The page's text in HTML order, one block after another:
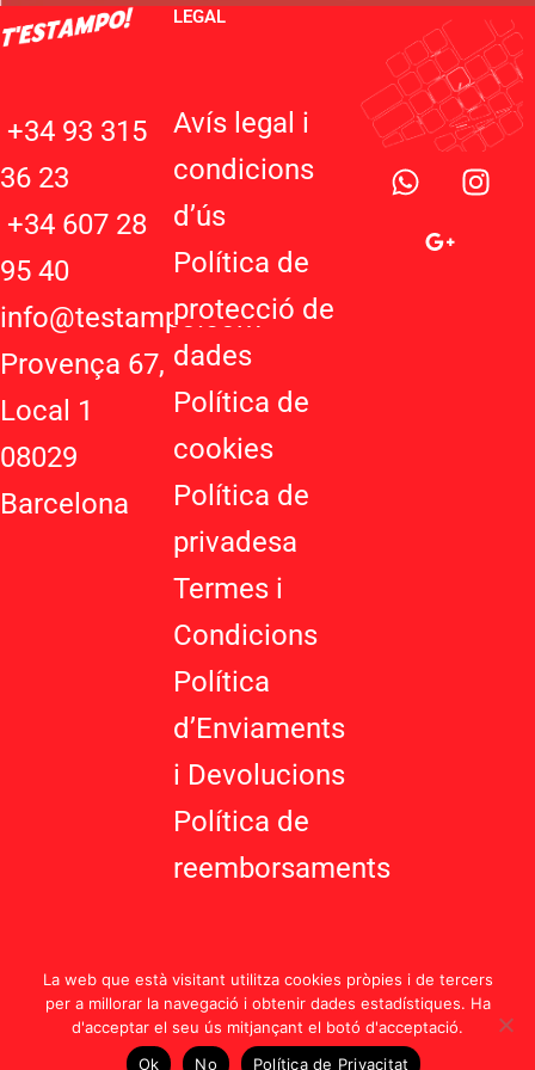
+34 93 315
36 23
+34 607 28
95 40
info@testampo.com
Provença 67,
Local 1
08029
Barcelona
LEGAL
Avís legal i
condicions
d’ús
Política de
protecció de
dades
Política de
cookies
Política de
privadesa
Termes i
Condicions
Política
d’Enviaments
i Devolucions
Política de
reemborsaments
W
h
I
n
o
g
Política d’Enviaments i Devolucions |Termes i Condicions
La web que està visitant utilitza cookies pròpies i de tercers
per a millorar la navegació i obtenir dades estadístiques. Ha
d'acceptar el seu ús mitjançant el botó d'acceptació.
Ok
No Política de Privacitat